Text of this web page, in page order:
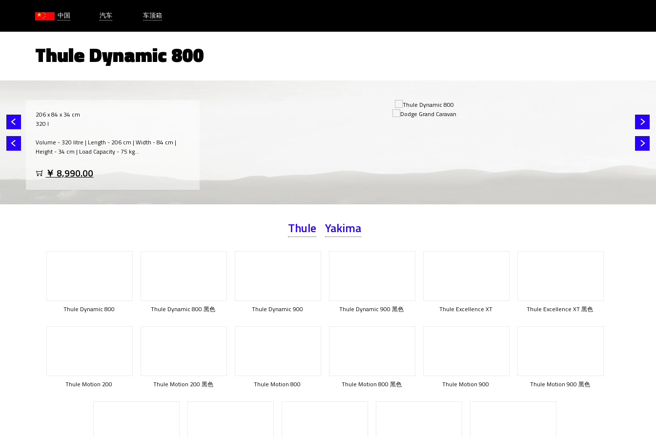
中国 汽车 车顶箱
Thule Dynamic 800
206 x 84 x 34 cm
320 l
Volume - 320 litre | Length - 206 cm | Width - 84 cm |
Height - 34 cm | Load Capacity - 75 kg...
￥ 8,990.00
Thule Yakima
Thule Dynamic 800 Thule Dynamic 800 黑色 Thule Dynamic 900 Thule Dynamic 900 黑色 Thule Excellence XT Thule Excellence XT 黑色
Thule Motion 200 Thule Motion 200 黑色 Thule Motion 800 Thule Motion 800 黑色 Thule Motion 900 Thule Motion 900 黑色